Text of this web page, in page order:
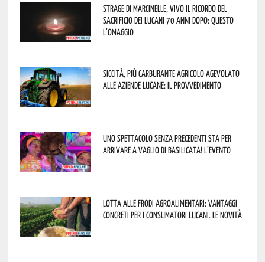
Strage di Marcinelle, vivo il ricordo del
sacrificio dei lucani 70 anni dopo: questo
l’omaggio
Siccità, più carburante agricolo agevolato
alle aziende lucane: il provvedimento
Uno spettacolo senza precedenti sta per
arrivare a Vaglio di Basilicata! L’evento
Lotta alle frodi agroalimentari: vantaggi
concreti per i consumatori lucani. Le novità